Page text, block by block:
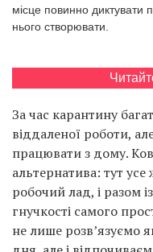
місце повинно
нього створювати.
За час карантину
віддаленої роботи,
працювати з дому.
альтернатива: тут
робочий лад, і разом
гнучкості самого
не лише розв’язуємо